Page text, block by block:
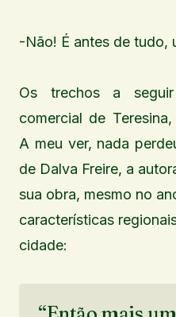
-Não! É antes de tudo,
Os trechos a
comercial de
A meu ver, nada
de Dalva Freire, a
sua obra, mesmo no
características
cidade: